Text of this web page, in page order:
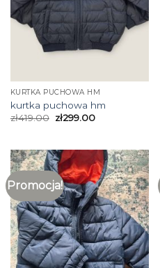
KURTKA PUCHOWA HM
kurtka puchowa hm
zł419.00 zł299.00
Promocja!